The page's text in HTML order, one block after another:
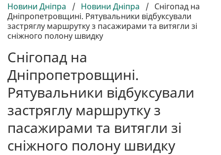
Новини Дніпра / Новини Дніпра / Снігопад на
Дніпропетровщині. Рятувальники відбуксували
застряглу маршрутку з пасажирами та витягли зі
сніжного полону швидку
Снігопад на
Дніпропетровщині.
Рятувальники відбуксували
застряглу маршрутку з
пасажирами та витягли зі
сніжного полону швидку